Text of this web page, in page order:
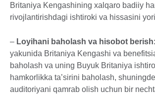
Britaniya Kengashining xalqaro badiiy
rivojlantirishdagi ishtiroki va hissasini
– Loyihani baholash va hisobot berish:
yakunida Britaniya Kengashi va
baholash va uning Buyuk Britaniya
hamkorlikka ta’sirini baholash,
auditoriyani qamrab olish uchun bir